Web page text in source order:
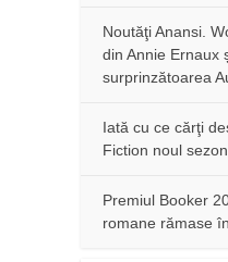
Noutăţi Anansi.
din Annie Ernaux
surprinzătoarea
Iată cu ce cărţi
Fiction noul
Premiul Booker
romane rămase